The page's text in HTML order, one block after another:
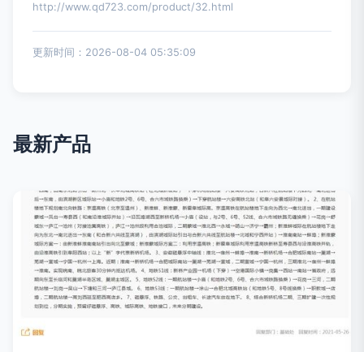
http://www.qd723.com/product/32.html
更新时间：2026-08-04 05:35:09
最新产品